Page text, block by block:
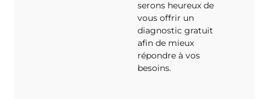
serons heureux de
vous offrir un
diagnostic gratuit
afin de mieux
répondre à vos
besoins.